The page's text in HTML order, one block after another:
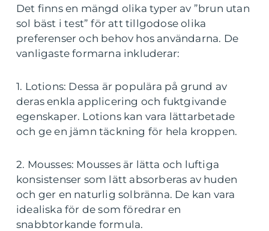
Det finns en mängd olika typer av ”brun utan
sol bäst i test” för att tillgodose olika
preferenser och behov hos användarna. De
vanligaste formarna inkluderar:
1. Lotions: Dessa är populära på grund av
deras enkla applicering och fuktgivande
egenskaper. Lotions kan vara lättarbetade
och ge en jämn täckning för hela kroppen.
2. Mousses: Mousses är lätta och luftiga
konsistenser som lätt absorberas av huden
och ger en naturlig solbränna. De kan vara
idealiska för de som föredrar en
snabbtorkande formula.